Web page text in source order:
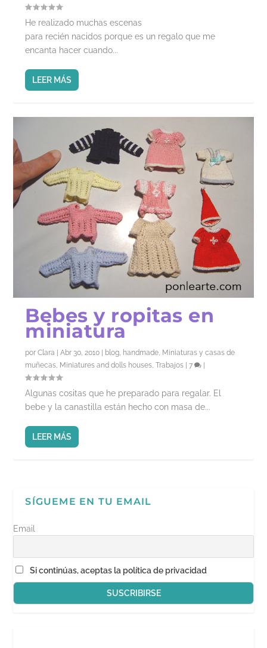
He realizado muchas escenas
para recién nacidos porque es un regalo que me
encanta hacer cuando...
LEER MÁS
Bebes y ropitas en
miniatura
porClara |Abr 30, 2010 | blog handmade Miniaturas y casas de
muñecas Miniatures and dolls houses ,Trabajos |7 |
Algunas cositas que he preparado para regalar. El
bebe y la canastilla están hecho con masa de...
LEER MÁS
SÍGUEME EN TU EMAIL
Email
Si continúas, aceptas la política de privacidad